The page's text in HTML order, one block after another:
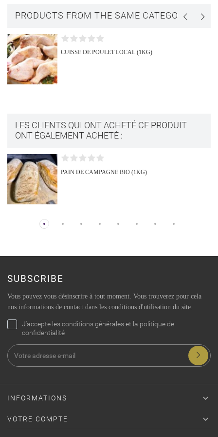
PRODUCTS FROM THE SAME CATEGORY
CUISSE DE POULET LOCAL (1KG)
LES CLIENTS QUI ONT ACHETÉ CE PRODUIT
ONT ÉGALEMENT ACHETÉ :
PAIN DE CAMPAGNE BIO (1KG)
SUBSCRIBE
Vous pouvez vous désinscrire à tout moment. Vous trouverez pour cela
nos informations de contact dans les conditions d'utilisation du site.
J'accepte les conditions générales et la politique de
confidentialité
INFORMATIONS 
VOTRE COMPTE 